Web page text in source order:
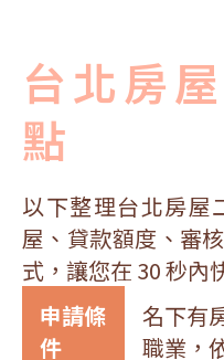
台北房
點
以下整理台北房屋
屋、貸款額度、審
式，讓您在 30 秒內
申請條
件
名下有
職業，